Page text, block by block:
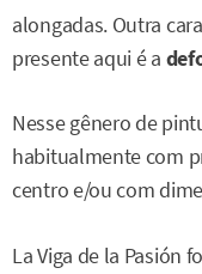
alongadas. Outra
presente aqui é a
Nesse gênero de
habitualmente com
centro e/ou com
La Viga de la Pasión